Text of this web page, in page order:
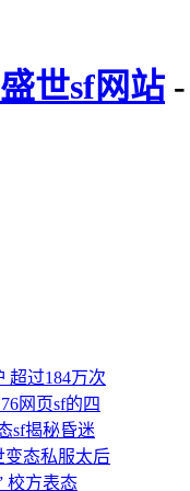
世sf网站 -
超过184万次
网页sf的四
sf揭秘昏迷
变态私服太后
校方表态